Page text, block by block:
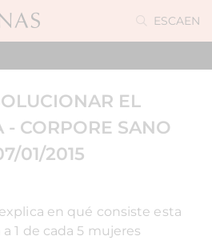
ESCAEN
EL
- CORPORE SANO
01/2015
en qué consiste esta
1 de cada 5 mujeres